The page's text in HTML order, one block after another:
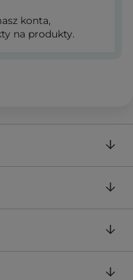
konta,
na produkty.